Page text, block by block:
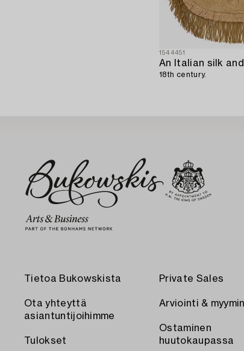
1544451
An Italian silk
18th century.
Tietoa Bukowskista
Ota yhteyttä
asiantuntijoihimme
Tulokset
Private Sales
Arviointi &
Ostaminen
huutokaupassa